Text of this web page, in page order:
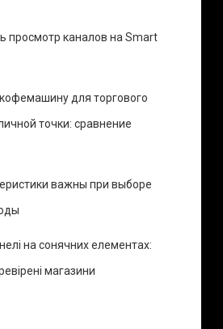
просмотр каналов на Smart
для торгового
точки: сравнение
важны при выборе
на сонячних елементах:
магазини